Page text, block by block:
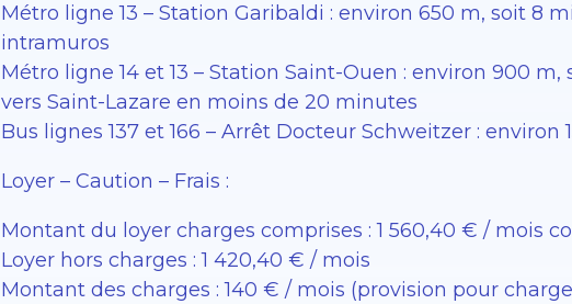
Métro ligne 13 – Station Garibaldi : environ 650 m, soit 8
intramuros
Métro ligne 14 et 13 – Station Saint-Ouen : environ 900 m,
vers Saint-Lazare en moins de 20 minutes
Bus lignes 137 et 166 – Arrêt Docteur Schweitzer : environ
Loyer – Caution – Frais :
Montant du loyer charges comprises : 1 560,40 € / mois
Loyer hors charges : 1 420,40 € / mois
Montant des charges : 140 € / mois (provision pour